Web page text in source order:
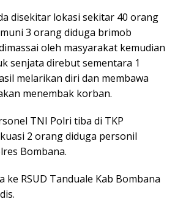
disekitar lokasi sekitar 40 orang
3 orang diduga brimob
oleh masyarakat kemudian
senjata direbut sementara 1
melarikan diri dan membawa
menembak korban.
TNI Polri tiba di TKP
2 orang diduga personil
Bombana.
ke RSUD Tanduale Kab Bombana